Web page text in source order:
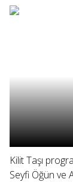
Kilit Taşı
Seyfi Öğün ve